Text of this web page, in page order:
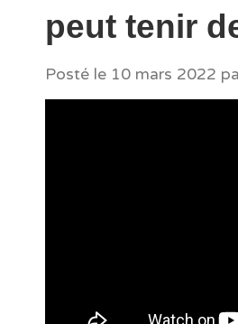
peut tenir
Posté le 10 mars 2022